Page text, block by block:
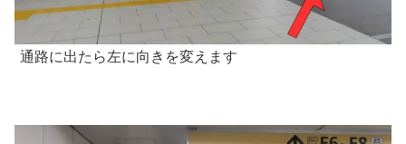
通路に出たら左に向きを変えます